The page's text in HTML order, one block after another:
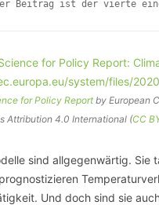
Beitrag ist der vierte
for Policy Reportby European
Attribution 4.0 International (CC
sind allgegenwärtig. Sie
Und doch sind sie